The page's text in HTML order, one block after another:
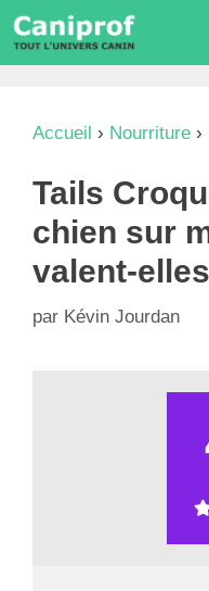
Aller
au
contenu
Accueil › Nourriture ›
Tails
chien sur
valent-
par Kévin Jourdan